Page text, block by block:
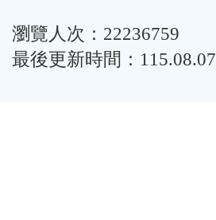
瀏覽人次：22236759
最後更新時間：115.08.07